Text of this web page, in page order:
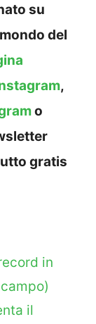
su
del
,
o
gratis
in
il